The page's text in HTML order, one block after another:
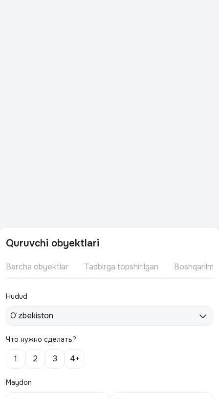
Quruvchi obyektlari
Barcha obyektlar Tadbirga topshirilgan
Hudud
O‘zbekiston
Что нужно сделать?
1 2 3 4+
Maydon